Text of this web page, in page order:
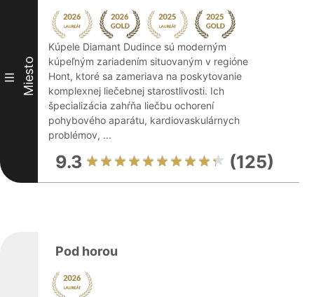
III Miesto
Kúpele Diamant Dudince sú moderným
kúpeľným zariadením situovaným v regióne
Hont, ktoré sa zameriava na poskytovanie
komplexnej liečebnej starostlivosti. Ich
špecializácia zahŕňa liečbu ochorení
pohybového aparátu, kardiovaskulárnych
problémov, ...
9.3 (125)
Pod horou